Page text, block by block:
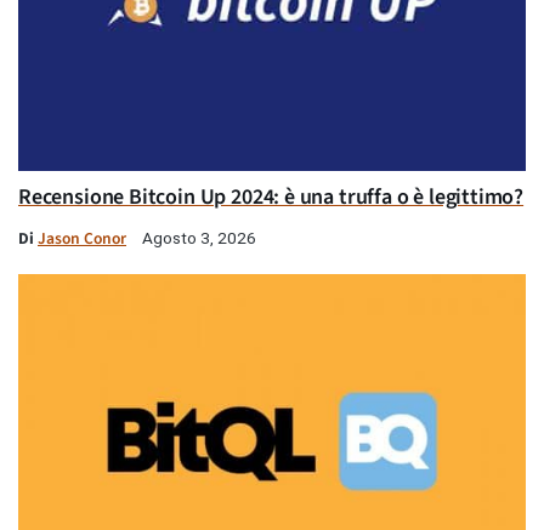
Recensione Bitcoin Up 2024: è una truffa o è legittimo?
Di Jason Conor Agosto 3, 2026